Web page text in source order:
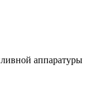
аппаратуры